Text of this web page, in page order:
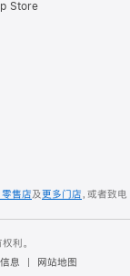
Store
售店及更多门店，或者致电
利。
息 网站地图